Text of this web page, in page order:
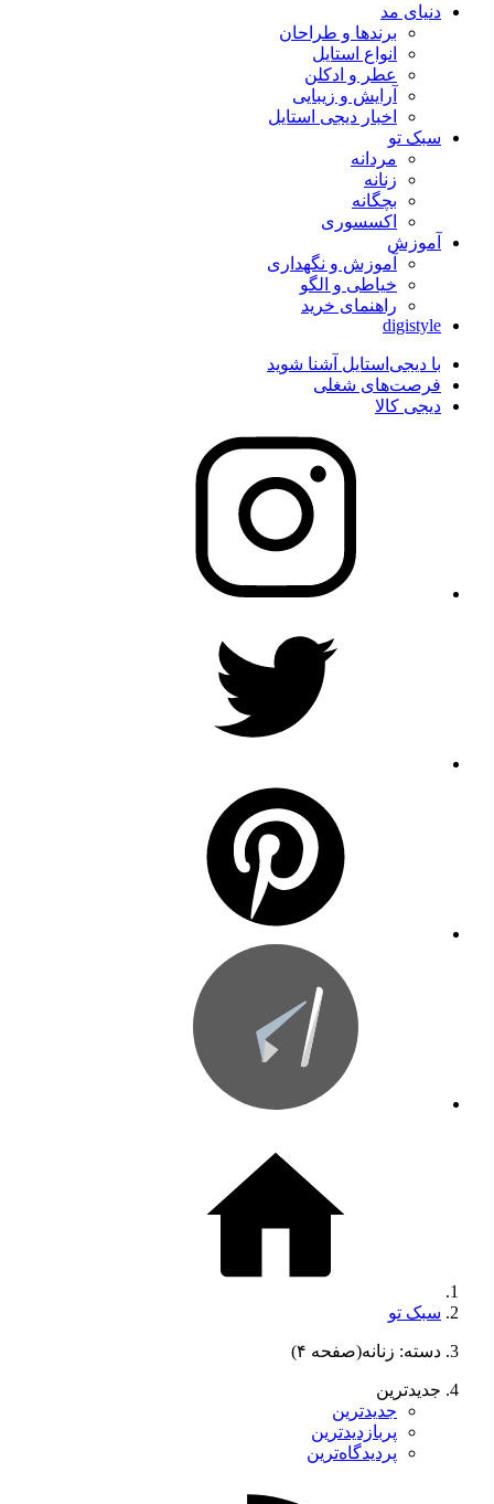
دنیای مد
برندها و طراحان
انواع استایل
عطر و ادکلن
آرایش و زیبایی
اخبار دیجی استایل
سبک تو
مردانه
زنانه
بچگانه
اکسسوری
آموزش
آموزش و نگهداری
خیاطی و الگو
راهنمای خرید
digistyle
با دیجی‌استایل آشنا شوید
فرصت‌های شغلی
دیجی کالا
سبک تو
دسته: زنانه(صفحه ۴)
جدیدترین
جدیدترین
پربازدیدترین
پردیدگاه‌ترین